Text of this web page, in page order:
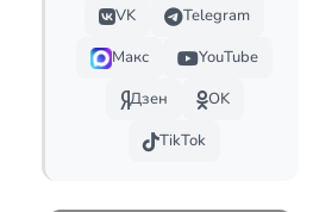
VK
Telegram
Макс
YouTube
Дзен
OK
TikTok